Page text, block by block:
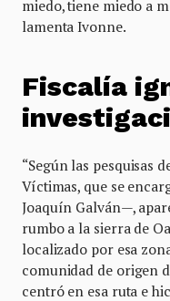
miedo, tiene miedo a
lamenta Ivonne.
Fiscalía
“Según las pesquisas
Víctimas, que se
Joaquín Galván—,
rumbo a la sierra de
localizado por esa
comunidad de origen
centró en esa ruta e